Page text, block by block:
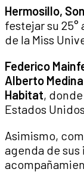
Hermosillo,
festejar su
de la Miss
Federico
Alberto Medina
Habitat,
Estados
Asimismo,
agenda de